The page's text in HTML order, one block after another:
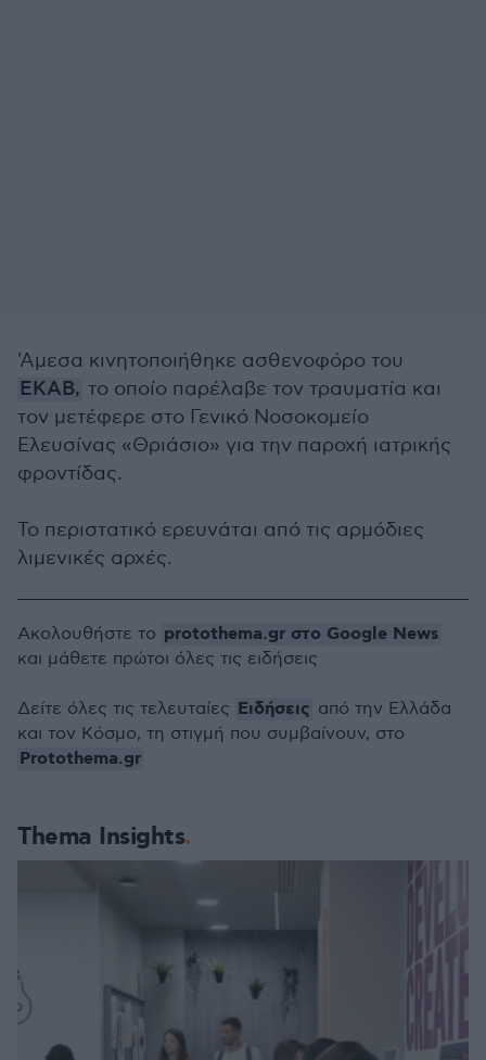
'Αμεσα κινητοποιήθηκε ασθενοφόρο του
ΕΚΑΒ, το οποίο παρέλαβε τον τραυματία και
τον μετέφερε στο Γενικό Νοσοκομείο
Ελευσίνας «Θριάσιο» για την παροχή ιατρικής
φροντίδας.
Το περιστατικό ερευνάται από τις αρμόδιες
λιμενικές αρχές.
Thema Insights
Ακολουθήστε το protothema.gr στο Google News
και μάθετε πρώτοι όλες τις ειδήσεις
Δείτε όλες τις τελευταίες Ειδήσεις από την Ελλάδα
και τον Κόσμο, τη στιγμή που συμβαίνουν, στο
Protothema.gr